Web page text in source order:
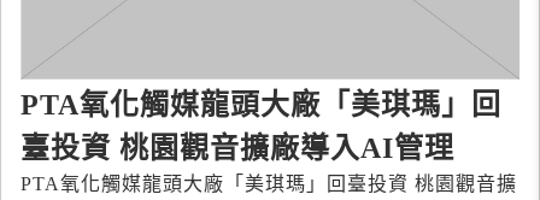
PTA氧化觸媒龍頭大廠「美琪瑪」回
臺投資 桃園觀音擴廠導入AI管理
PTA氧化觸媒龍頭大廠「美琪瑪」回臺投資 桃園觀音擴